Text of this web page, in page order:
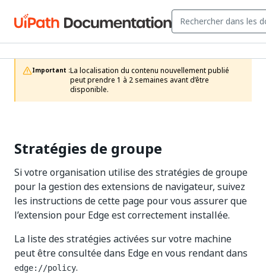
Important :La localisation du contenu nouvellement publié
peut prendre 1 à 2 semaines avant d’être
disponible.
Stratégies de groupe
Si votre organisation utilise des stratégies de groupe
pour la gestion des extensions de navigateur, suivez
les instructions de cette page pour vous assurer que
l’extension pour Edge est correctement installée.
La liste des stratégies activées sur votre machine
peut être consultée dans Edge en vous rendant dans
edge://policy.